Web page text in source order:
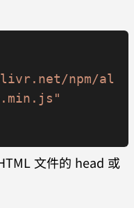
npm/al
文件的 head 或